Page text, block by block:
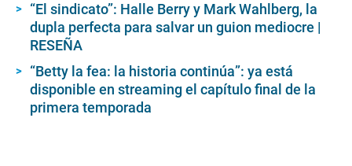
“El sindicato”: Halle Berry y Mark Wahlberg, la
dupla perfecta para salvar un guion mediocre |
RESEÑA
“Betty la fea: la historia continúa”: ya está
disponible en streaming el capítulo final de la
primera temporada